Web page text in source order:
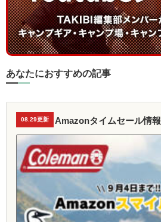
あなたにおすすめの記事
08.29更新 Amazonタイムセール情報